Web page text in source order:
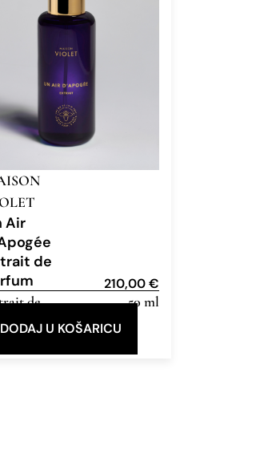
Air
de
210,00€
de
50 ml
DODAJ U KOŠARICU